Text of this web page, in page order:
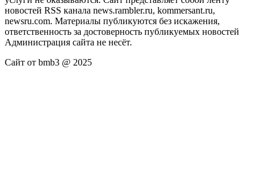
новостей RSS канала news.rambler.ru, kommersant.ru,
newsru.com. Материалы публикуются без искажения,
ответственность за достоверность публикуемых новостей
Администрация сайта не несёт.
Сайт от bmb3 @ 2025